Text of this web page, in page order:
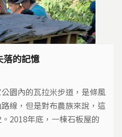
落的記憶
園內的瓦拉米步道，是條風
線，但是對布農族來說，這
2018年底，一棟石板屋的
喚起。